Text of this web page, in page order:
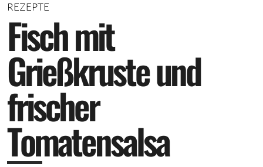
REZEPTE
Fischmit
Grießkrusteund
frischer
Tomatensalsa